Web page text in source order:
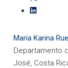
Maria Karina
Departamento
José, Costa